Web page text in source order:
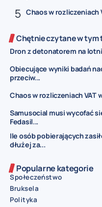
Chaos w rozliczeniach
Chętnie czytane w tym
Dron z detonatorem na
Obiecujące wyniki badań
przeciw...
Chaos w rozliczeniach VAT
Samusocial musi wycofać
Fedasil...
Ile osób pobierających
dłużej za...
Popularne kategorie
Społeczeństwo
Bruksela
Polityka